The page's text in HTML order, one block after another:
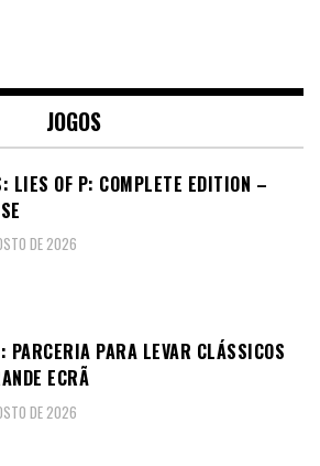
JOGOS
LIES OF P: COMPLETE EDITION –
DE 2026
PARCERIA PARA LEVAR CLÁSSICOS
ECRÃ
DE 2026